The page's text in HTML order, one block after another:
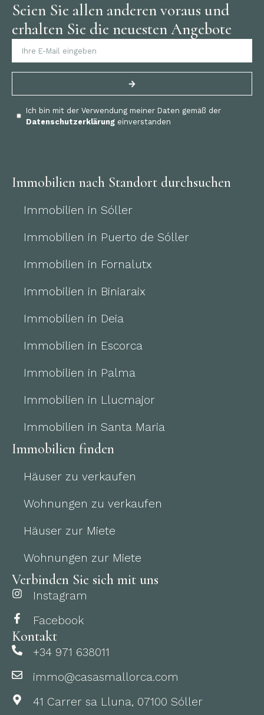
Seien Sie allen anderen voraus und
erhalten Sie die neuesten Angebote
Ich bin mit der Verwendung meiner Daten gemäß der
Datenschutzerklärung einverstanden
Immobilien nach Standort durchsuchen
Immobilien in Sóller
Immobilien in Puerto de Sóller
Immobilien in Fornalutx
Immobilien in Biniaraix
Immobilien in Deia
Immobilien in Escorca
Immobilien in Palma
Immobilien in Llucmajor
Immobilien in Santa Maria
Immobilien finden
Häuser zu verkaufen
Wohnungen zu verkaufen
Häuser zur Miete
Wohnungen zur Miete
Verbinden Sie sich mit uns
Instagram
Facebook
Kontakt
+34 971 638011
immo@casasmallorca.com
41 Carrer sa Lluna, 07100 Sóller